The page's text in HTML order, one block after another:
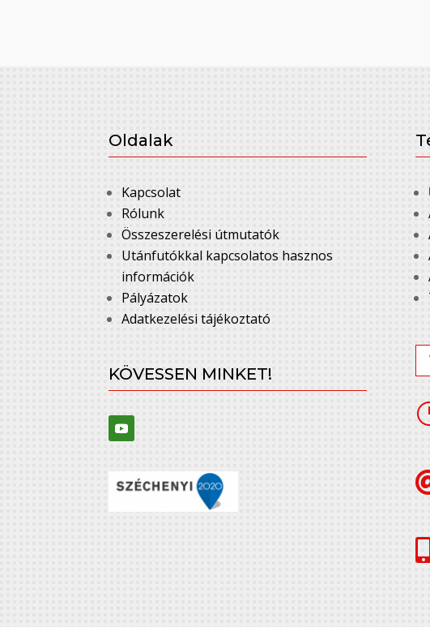
Oldalak
Kapcsolat
Rólunk
Összeszerelési útmutatók
Utánfutókkal kapcsolatos hasznos
információk
Pályázatok
Adatkezelési tájékoztató
KÖVESSEN MINKET!
